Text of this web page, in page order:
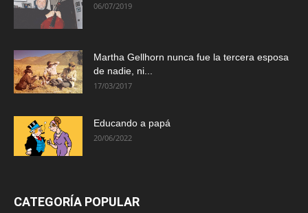
06/07/2019
Martha Gellhorn nunca fue la tercera esposa
de nadie, ni...
17/03/2017
Educando a papá
20/06/2022
CATEGORÍA POPULAR